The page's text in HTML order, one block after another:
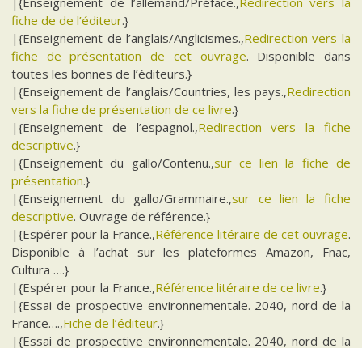
fiche de de l’éditeur.}
|{Enseignement de l’anglais/Anglicismes.,Redirection vers la
fiche de présentation de cet ouvrage. Disponible dans
toutes les bonnes de l’éditeurs.}
|{Enseignement de l’anglais/Countries, les pays.,Redirection
vers la fiche de présentation de ce livre.}
|{Enseignement de l’espagnol.,Redirection vers la fiche
descriptive.}
|{Enseignement du gallo/Contenu.,sur ce lien la fiche de
présentation.}
|{Enseignement du gallo/Grammaire.,sur ce lien la fiche
descriptive. Ouvrage de référence.}
|{Espérer pour la France.,Référence litéraire de cet ouvrage.
Disponible à l’achat sur les plateformes Amazon, Fnac,
Cultura ….}
|{Espérer pour la France.,Référence litéraire de ce livre.}
|{Essai de prospective environnementale. 2040, nord de la
France….,Fiche de l’éditeur.}
|{Essai de prospective environnementale. 2040, nord de la